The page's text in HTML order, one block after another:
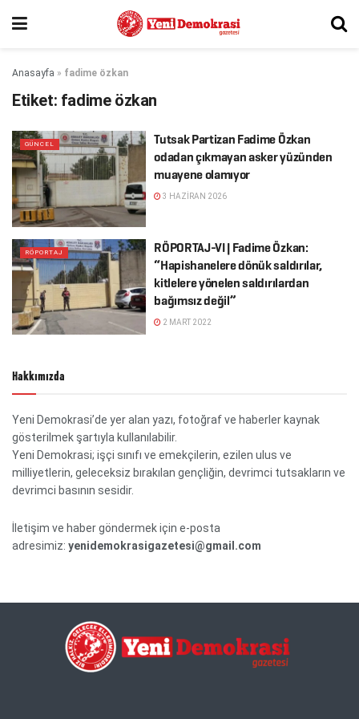
Anasayfa » fadime özkan
Etiket: fadime özkan
GÜNCEL
Tutsak Partizan Fadime Özkan
odadan çıkmayan asker yüzünden
muayene olamıyor
3 HAZIRAN 2026
RÖPORTAJ
RÖPORTAJ-VI | Fadime Özkan:
“Hapishanelere dönük saldırılar,
kitlelere yönelen saldırılardan
bağımsız değil”
2 MART 2022
Hakkımızda
Yeni Demokrasi’de yer alan yazı, fotoğraf ve haberler kaynak
gösterilmek şartıyla kullanılabilir.
Yeni Demokrasi; işçi sınıfı ve emekçilerin, ezilen ulus ve
milliyetlerin, geleceksiz bırakılan gençliğin, devrimci tutsakların ve
devrimci basının sesidir.
İletişim ve haber göndermek için e-posta
adresimiz: yenidemokrasigazetesi@gmail.com